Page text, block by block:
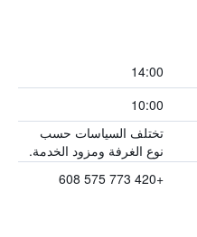
14:00
10:00
تختلف السياسات حسب
نوع الغرفة ومزود الخدمة.
+420 773 575 608